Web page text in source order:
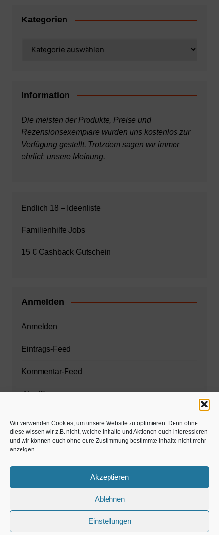
Wir verwenden Cookies, um unsere Website zu optimieren. Denn ohne
diese wissen wir z.B. nicht, welche Inhalte und Aktionen euch interessieren
und wir können euch ohne eure Zustimmung bestimmte Inhalte nicht mehr
anzeigen.
Akzeptieren
Ablehnen
Einstellungen
Kategorien
Information
Die meisten der Produkte, Preise und
Rezensionsexemplare wurden uns kostenlos zur
Verfügung gestellt. Trotzdem sagen wir immer
ehrlich unsere Meinung.
Endlich 18 – Ideenliste
Familienhilfe Jobs
15 € Cashback Gutschein
Anmelden
Anmelden
Eintrags-Feed
Kommentar-Feed
WordPress.org
Zahnarzt München
www.estaregistrierung.org – ESTA
©familös - dieTestfamilie -